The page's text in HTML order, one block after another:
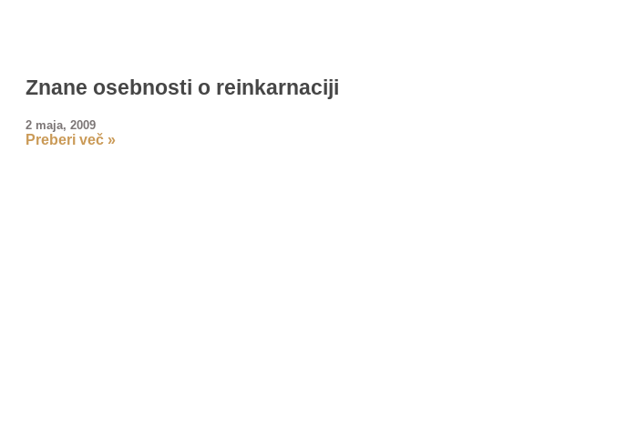
Znane osebnosti o reinkarnaciji
2 maja, 2009
Preberi več »